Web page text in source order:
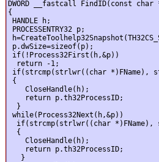
DWORD __fastcall FindID(const char
{
HANDLE h;
PROCESSENTRY32 p;
p.dwSize=sizeof(p);
if(!Process32First(h,&p))
  return -1;
if(strcmp(strlwr((char *)FName),
{
    CloseHandle(h);
    return p.th32ProcessID;
  }
while(Process32Next(h,&p))
if(strcmp(strlwr((char *)FName),
  {
    CloseHandle(h);
    return p.th32ProcessID;
   }